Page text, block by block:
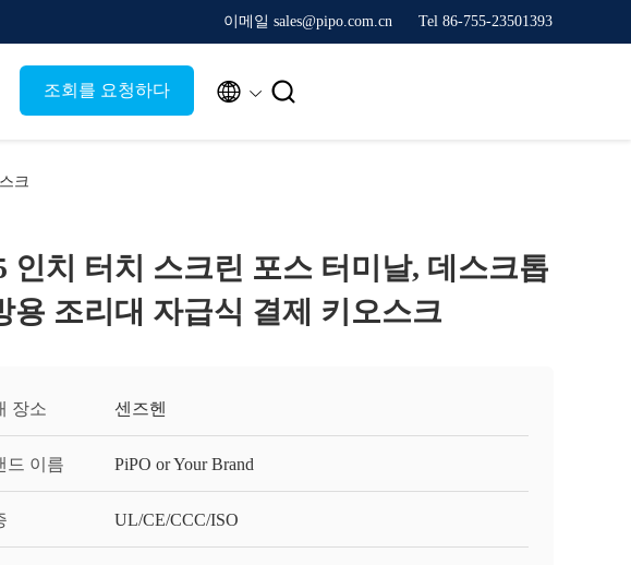
이메일 sales@pipo.com.cn Tel 86-755-23501393
조회를 요청하다  
크
인치 터치 스크린 포스 터미날, 데스크톱
용 조리대 자급식 결제 키오스크
장소 센즈헨
드 이름 PiPO or Your Brand
UL/CE/CCC/ISO